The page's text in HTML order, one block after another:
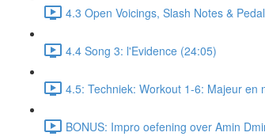
4.3 Open Voicings, Slash Notes &
4.4 Song 3: l'Evidence (24:05)
4.5: Techniek: Workout 1-6: Majeur en
BONUS: Impro oefening over Amin